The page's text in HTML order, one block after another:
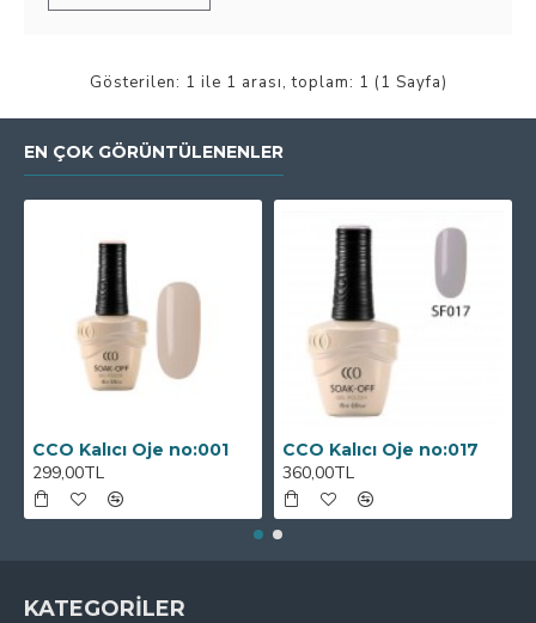
Gösterilen: 1 ile 1 arası, toplam: 1 (1 Sayfa)
EN ÇOK GÖRÜNTÜLENENLER
CCO Kalıcı Oje no:001
299,00TL
CCO Kalıcı Oje no:017
360,00TL
KATEGORİLER